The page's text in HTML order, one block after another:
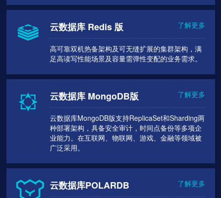
云数据库 Redis 版
高可靠双机热备架构及可无缝扩展的集群架构，满
足高读写性能场景及容量需弹性变配的业务需求。
了解更多
云数据库 MongoDB版
云数据库MongoDB版支持ReplicaSet和Sharding两
种部署架构，具备安全审计，时间点备份等多项企
业能力。在互联网、物联网、游戏、金融等领域被
广泛采用。
了解更多
云数据库POLARDB 了解更多